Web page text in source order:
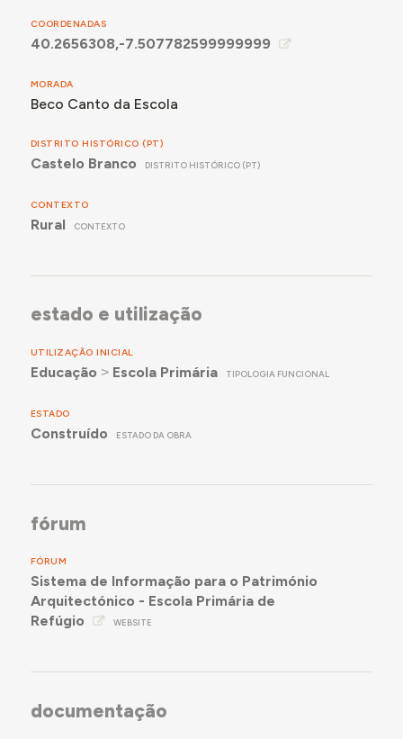
COORDENADAS
40.2656308,-7.507782599999999
MORADA
Beco Canto da Escola
DISTRITO HISTÓRICO (PT)
Castelo Branco DISTRITO HISTÓRICO (PT)
CONTEXTO
Rural CONTEXTO
estado e utilização
UTILIZAÇÃO INICIAL
Educação ˃ Escola Primária TIPOLOGIA FUNCIONAL
ESTADO
Construído ESTADO DA OBRA
fórum
FÓRUM
Sistema de Informação para o Património
Arquitectónico - Escola Primária de
Refúgio
WEBSITE
documentação